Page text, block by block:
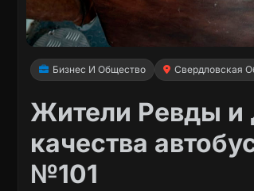
Бизнес И Общество Свердловская
Жители Ревды и
качества
№101